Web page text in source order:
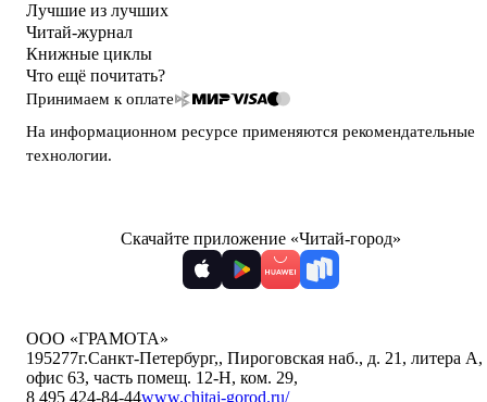
Лучшие из лучших
Читай-журнал
Книжные циклы
Что ещё почитать?
Принимаем к оплате
На информационном ресурсе применяются рекомендательные
технологии.
Скачайте приложение «Читай-город»
ООО «ГРАМОТА»
195277г.Санкт-Петербург,, Пироговская наб., д. 21, литера А,
офис 63, часть помещ. 12-Н, ком. 29,
8 495 424-84-44www.chitai-gorod.ru/